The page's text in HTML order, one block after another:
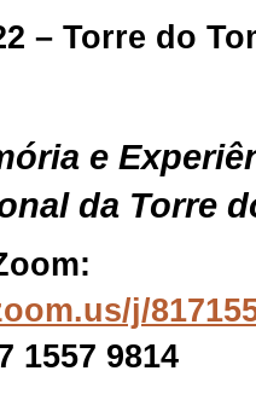
– Torre do
e
da Torre
j/
1557 9814